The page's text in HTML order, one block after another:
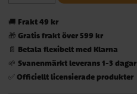
🚚 Frakt 49 kr
🎁 Gratis frakt över 599 kr
📄 Betala flexibelt med Klarna
🌱 Svanenmärkt leverans 1-3 dagar
✅ Officiellt licensierade produkter